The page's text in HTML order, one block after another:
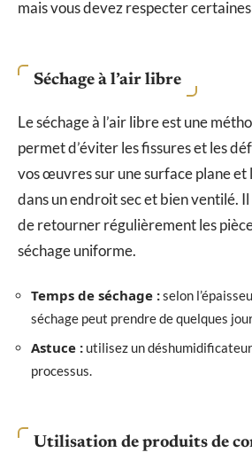
mais vous devez respecter
Séchage à l’air libre
Le séchage à l’air libre est une
permet d’éviter les fissures et les
vos œuvres sur une surface plane et
dans un endroit sec et bien ventilé.
de retourner régulièrement les
séchage uniforme.
Temps de séchage :selon
séchage peut prendre de quelques
Astuce : utilisez un
processus.
Utilisation de produits de